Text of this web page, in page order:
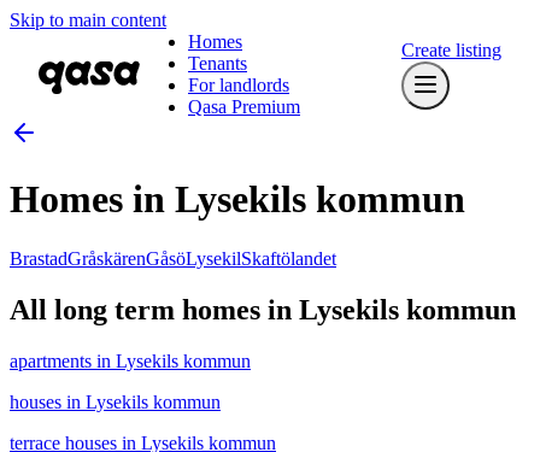
Skip to main content
Homes
Tenants
For landlords
Qasa Premium
Create listing
Homes in Lysekils kommun
BrastadGråskärenGåsöLysekilSkaftölandet
All long term homes in Lysekils kommun
apartments in Lysekils kommun
houses in Lysekils kommun
terrace houses in Lysekils kommun